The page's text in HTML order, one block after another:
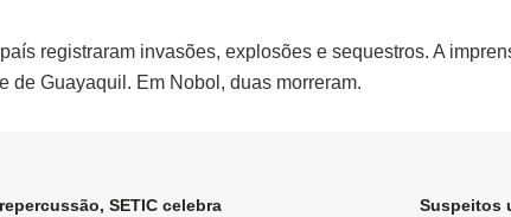
registraram invasões, explosões e sequestros. A
de Guayaquil. Em Nobol, duas morreram.
SETIC celebra
Suspeitos